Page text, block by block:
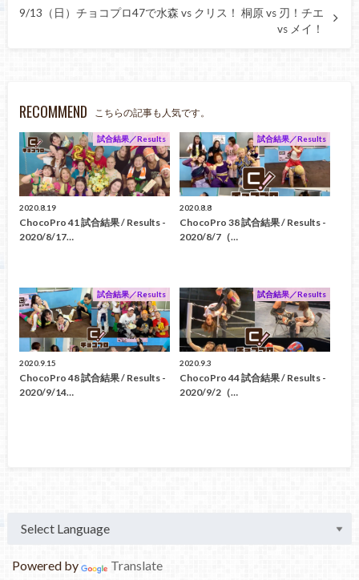
9/13（日）チョコプロ47で水森 vs クリス！ 桐原 vs 刃！チエ
vs メイ！
RECOMMEND こちらの記事も人気です。
試合結果／Results
2020.8.19
ChocoPro 41 試合結果 / Results -
2020/8/17…
試合結果／Results
2020.8.8
ChocoPro 38 試合結果 / Results -
2020/8/7（…
試合結果／Results
2020.9.15
ChocoPro 48 試合結果 / Results -
2020/9/14…
試合結果／Results
2020.9.3
ChocoPro 44 試合結果 / Results -
2020/9/2（…
Powered by Translate